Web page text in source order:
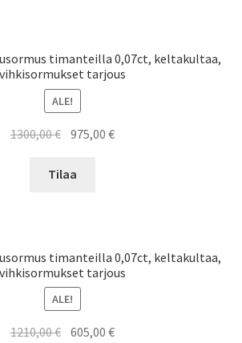
timanteilla 0,07ct, keltakultaa,
vihkisormukset tarjous
ALE!
1300,00€ Alkuperäinen
oli:
975,00€Nykyinen
Tilaa
timanteilla 0,07ct, keltakultaa,
vihkisormukset tarjous
ALE!
1210,00€ Alkuperäinen
605,00€Nykyinen